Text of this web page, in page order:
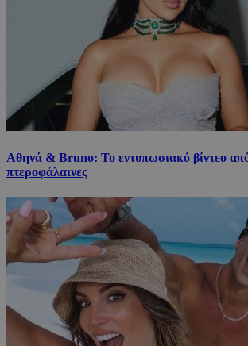
Αθηνά & Bruno: Το εντυπωσιακό βίντεο
πτεροφάλαινες